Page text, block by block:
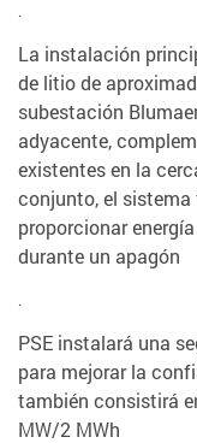
.
La instalación
de litio de
subestación
adyacente,
existentes en la
conjunto, el
proporcionar
durante un apagón
.
PSE instalará una
para mejorar la
también consistirá
MW/2 MWh